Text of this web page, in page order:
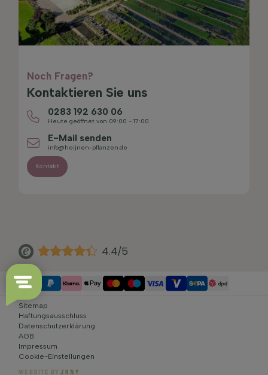
Noch Fragen?
Kontaktieren Sie uns
0283 192 630 06
Heute geöffnet von 09:00 - 17:00
E-Mail senden
info@heijnen-pflanzen.de
Kontakt
4.4/5
Sitemap
Haftungsausschluss
Datenschutzerklärung
AGB
Impressum
Cookie-Einstellungen